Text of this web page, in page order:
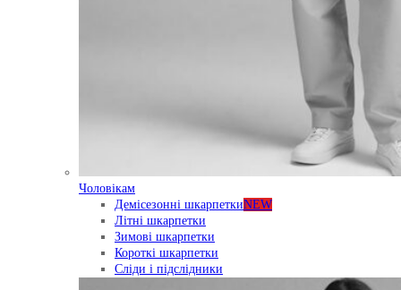
Чоловікам
Демісезонні шкарпеткиNEW
Літні шкарпетки
Зимові шкарпетки
Короткі шкарпетки
Сліди і підслідники